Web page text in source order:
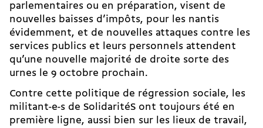
parlementaires ou en préparation, visent de
nouvelles baisses d’impôts, pour les nantis
évidemment, et de nouvelles attaques contre les
services publics et leurs personnels attendent
qu’une nouvelle majorité de droite sorte des
urnes le 9 octobre prochain.
Contre cette politique de régression sociale, les
militant-e-s de SolidaritéS ont toujours été en
première ligne, aussi bien sur les lieux de travail,